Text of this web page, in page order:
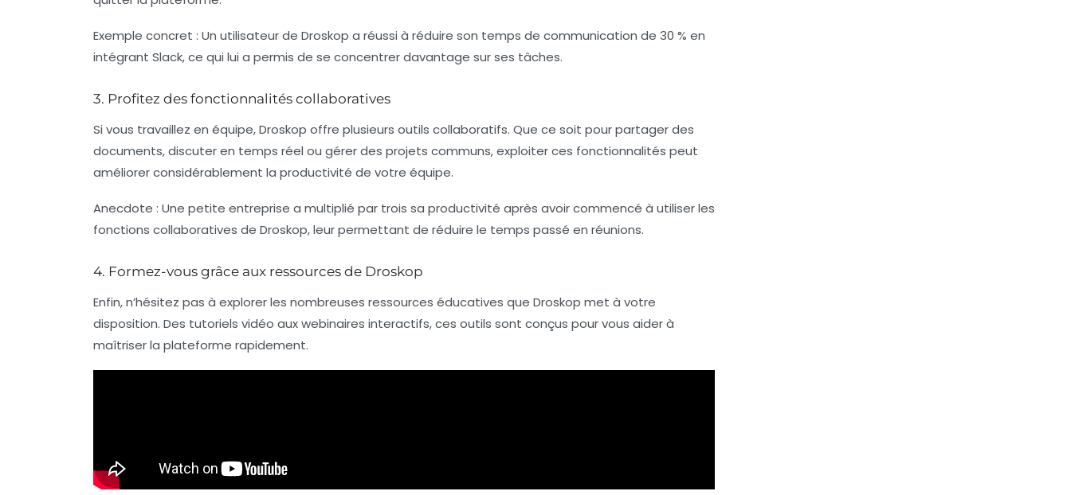
Exemple concret : Un utilisateur de Droskop a réussi à réduire son temps de communication de 30 % en
intégrant Slack, ce qui lui a permis de se concentrer davantage sur ses tâches.
3. Profitez des fonctionnalités collaboratives
Si vous travaillez en équipe, Droskop offre plusieurs outils collaboratifs. Que ce soit pour partager des
documents, discuter en temps réel ou gérer des projets communs, exploiter ces fonctionnalités peut
améliorer considérablement la productivité de votre équipe.
Anecdote : Une petite entreprise a multiplié par trois sa productivité après avoir commencé à utiliser les
fonctions collaboratives de Droskop, leur permettant de réduire le temps passé en réunions.
4. Formez-vous grâce aux ressources de Droskop
Enfin, n’hésitez pas à explorer les nombreuses ressources éducatives que Droskop met à votre
disposition. Des tutoriels vidéo aux webinaires interactifs, ces outils sont conçus pour vous aider à
maîtriser la plateforme rapidement.